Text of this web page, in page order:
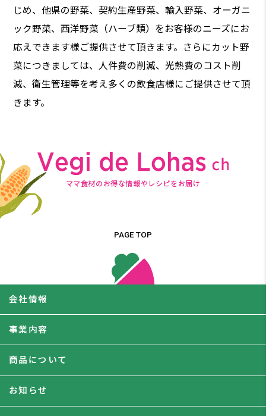
じめ、他県の野菜、契約生産野菜、輸入野菜、オーガニ
ック野菜、西洋野菜（ハーブ類）をお客様のニーズにお
応えできます様ご提供させて頂きます。さらにカット野
菜につきましては、人件費の削減、光熱費のコスト削
減、衛生管理等を考え多くの飲食店様にご提供させて頂
きます。
ママ食材のお得な情報やレシピをお届け
PAGE TOP
会社情報
事業内容
商品について
お知らせ